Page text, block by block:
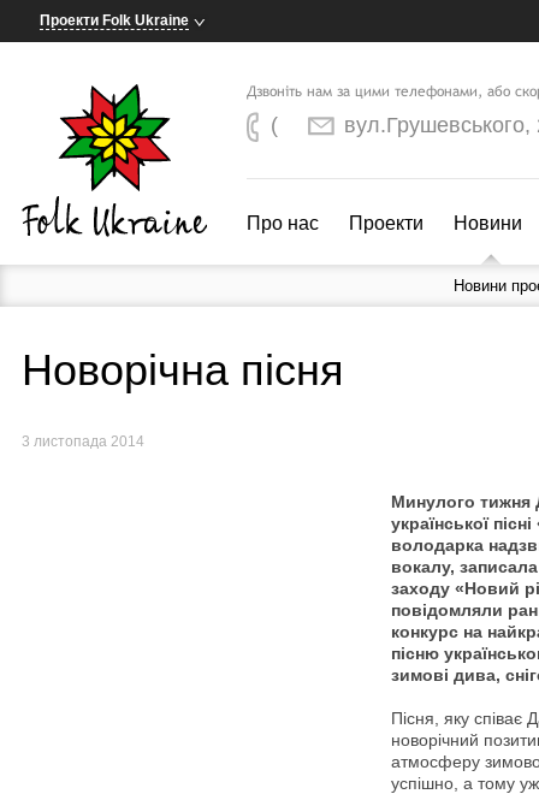
Проекти Folk Ukraine
Дзвоніть нам за цими телефонами, або
(
Про нас Проекти Новини
Новини
Новорічна пісня
3 листопада 2014
Минулого
української
володарка
вокалу,
заходу «Новий
повідомляли
конкурс на
пісню
зимові дива,
Пісня, яку співає
новорічний
атмосферу
успішно, а тому